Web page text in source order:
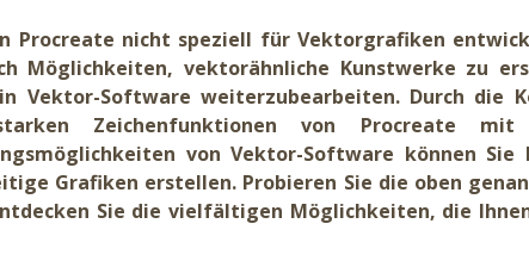
Procreate nicht speziell für Vektorgrafiken
Möglichkeiten, vektorähnliche Kunstwerke zu
Vektor-Software weiterzubearbeiten. Durch die
Zeichenfunktionen von Procreate
von Vektor-Software können Sie
Grafiken erstellen. Probieren Sie die oben
Sie die vielfältigen Möglichkeiten, die